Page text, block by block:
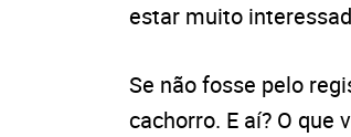
estar muito
Se não fosse pelo
cachorro. E aí? O que